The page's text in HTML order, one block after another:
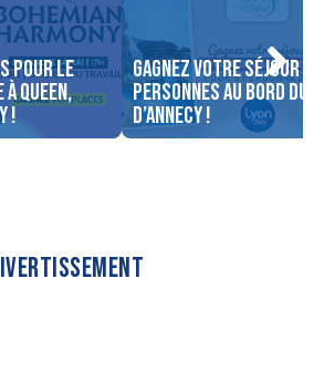
pour le
Queen,
!
Gagnez votre séjour
personnes au bord du
d’Annecy !